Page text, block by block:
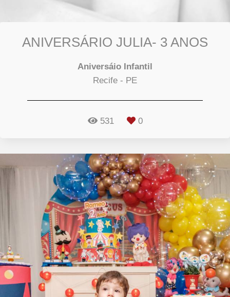
ANIVERSÁRIO JULIA- 3 ANOS
Aniversáio Infantil
Recife - PE
531 0